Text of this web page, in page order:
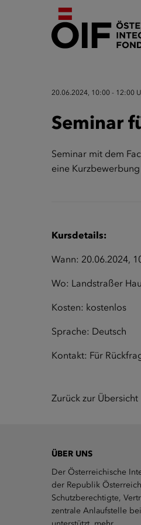
20.06.2024, 10:00 - 12:00
Seminar
Seminar mit dem
eine
Kursdetails:
Wann: 20.06.2024,
Wo: Landstraßer
Kosten: kostenlos
Sprache: Deutsch
Kontakt: Für
Zurück zur Übersicht
ÜBER UNS
Der Österreichische
der Republik
Schutzberechtigte,
zentrale Anlaufstelle